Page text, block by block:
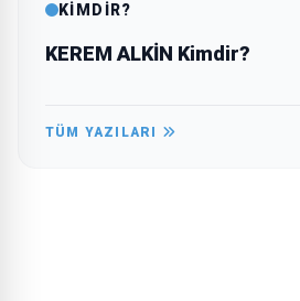
KİMDİR?
KEREM ALKİN Kimdir?
TÜM YAZILARI